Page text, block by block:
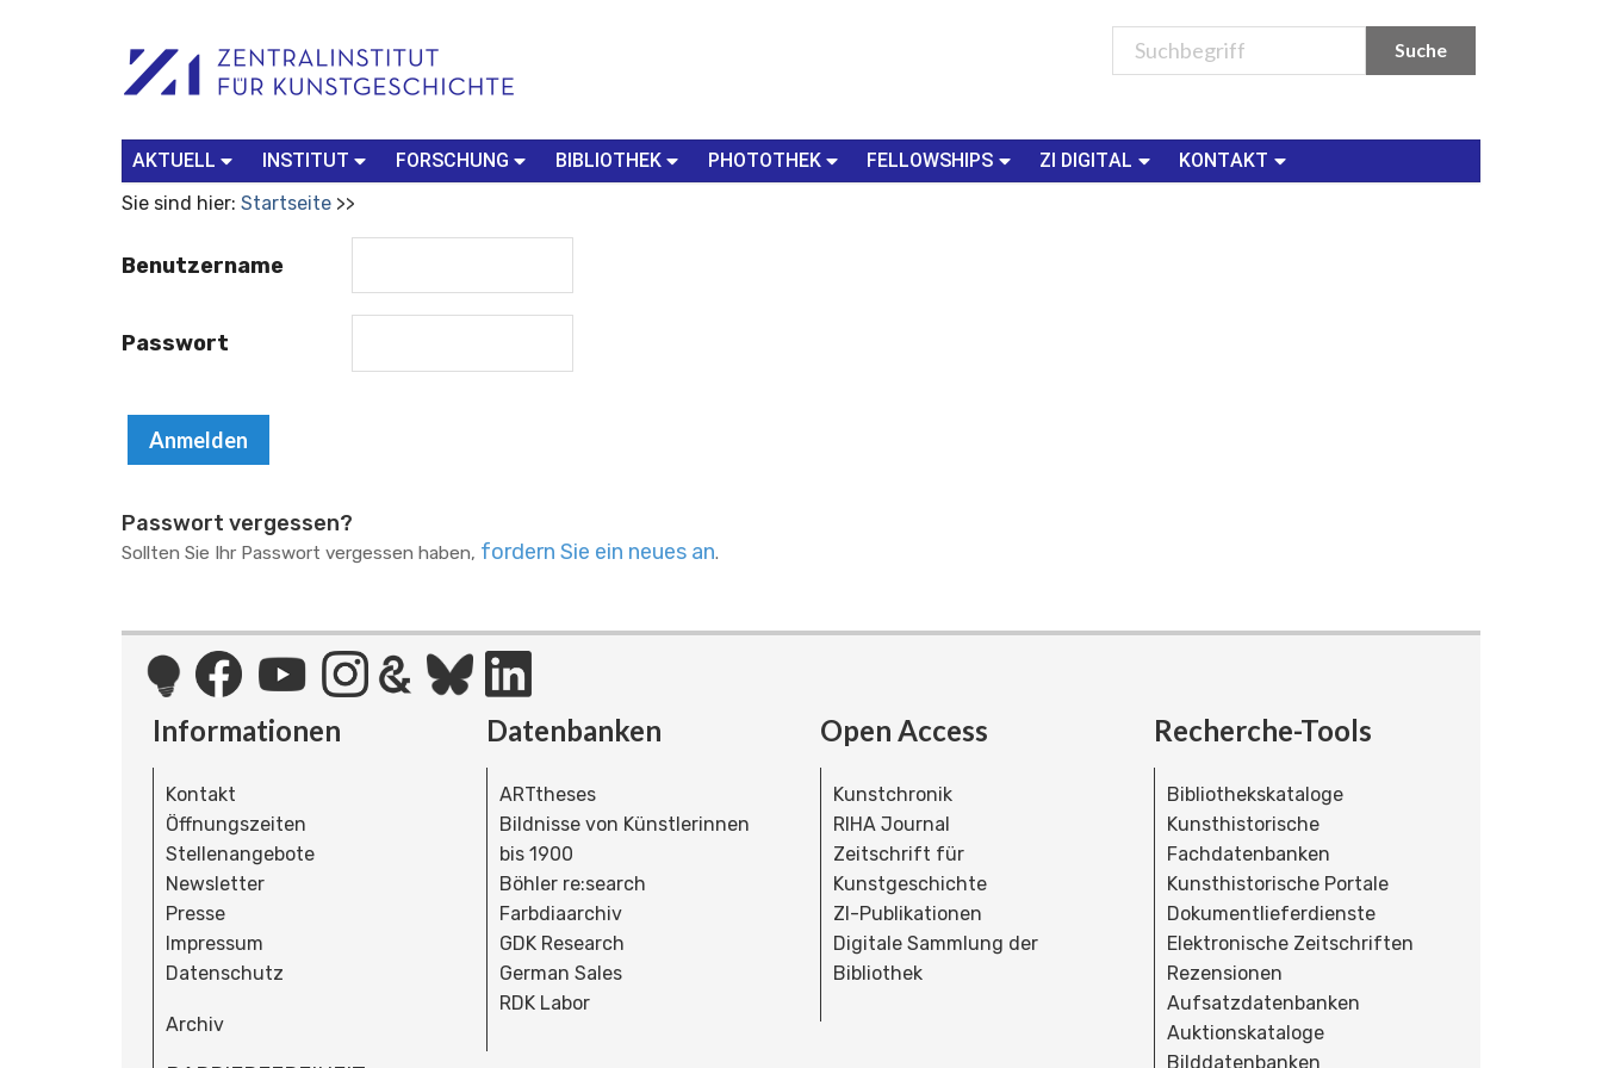
Werkzeuge
Search…
AKTUELL INSTITUT FORSCHUNG BIBLIOTHEK PHOTOTHEK FELLOWSHIPS ZI DIGITAL
KONTAKT
Sie sind hier: Startseite
Benutzername
Passwort
Passwort vergessen?
Sollten Sie Ihr Passwort vergessen haben, fordern Sie ein neues an.
Informationen
Kontakt
Öffnungszeiten
Stellenangebote
Newsletter
Presse
Impressum
Datenschutz
Archiv
Datenbanken
ARTtheses
Bildnisse von Künstlerinnen
bis 1900
Böhler re:search
Farbdiaarchiv
GDK Research
German Sales
RDK Labor
Open Access
Kunstchronik
RIHA Journal
Zeitschrift für
Kunstgeschichte
ZI-Publikationen
Digitale Sammlung der
Bibliothek
Recherche-Tools
Bibliothekskataloge
Kunsthistorische
Fachdatenbanken
Kunsthistorische Portale
Dokumentlieferdienste
Elektronische Zeitschriften
Rezensionen
Aufsatzdatenbanken
Auktionskataloge
Bilddatenbanken